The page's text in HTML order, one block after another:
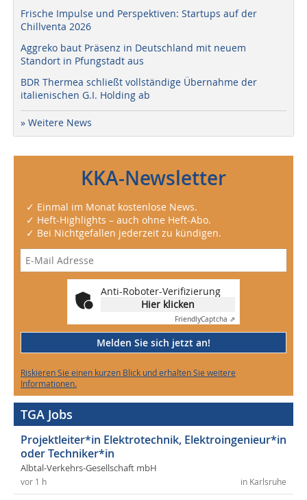
Frische Impulse und Perspektiven: Startups auf der
Chillventa 2026
Aggreko baut Präsenz in Deutschland mit neuem
Standort in Pfungstadt aus
BDR Thermea schließt vollständige Übernahme der
italienischen G.I. Holding ab
» Weitere News
KKA-Newsletter
✓ Einmal im Monat kostenlose News.
✓ Heft-Highlights – auch ohne Heft-Abo.
✓ Bei Nichtgefallen jederzeit zu kündigen.
Anti-Roboter-Verifizierung
Hier klicken
FriendlyCaptcha ⇗
Melden Sie sich jetzt an!
Riskieren Sie einen kurzen Blick und erhalten Sie weitere
Informationen.
TGA Jobs
Projektleiter*in Elektrotechnik, Elektroingenieur*in
oder Techniker*in
Albtal-Verkehrs-Gesellschaft mbH
in Karlsruhe
vor 1 h